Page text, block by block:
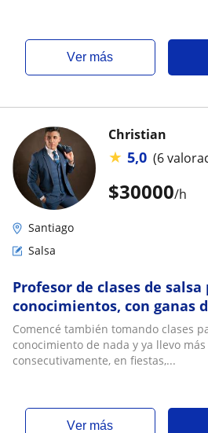
ver más
$30000/h
Christian
★ 5,0 (6
Santiago
Salsa
Profesor de clases de
conocimientos, con ganas
bailar en cualquier fiesta o
Comencé también tomando clases
conocimiento de nada y ya llevo
consecutivamente, en fiestas,...
ver más